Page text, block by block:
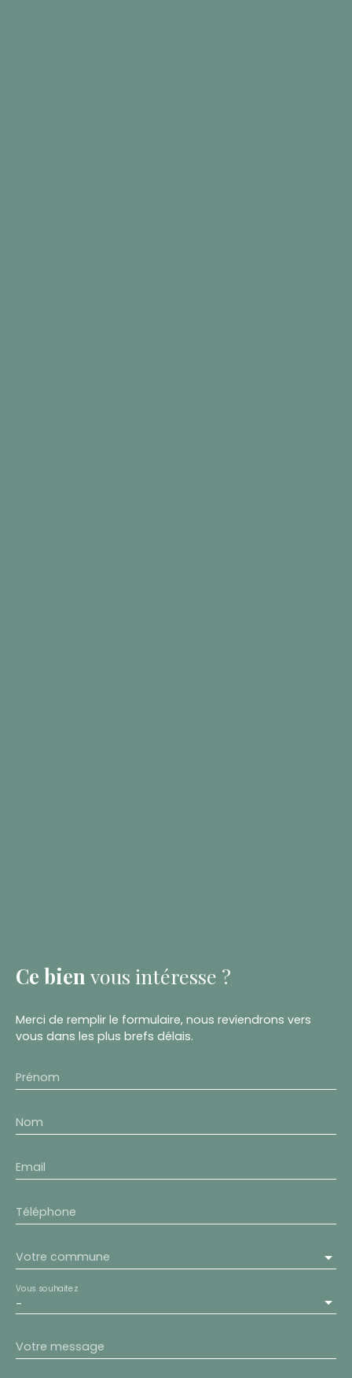
Ce bien vous intéresse ?
Merci de remplir le formulaire, nous reviendrons vers
vous dans les plus brefs délais.
Prénom
Nom
Email
Téléphone
Votre commune
-
Vous souhaitez
Votre message